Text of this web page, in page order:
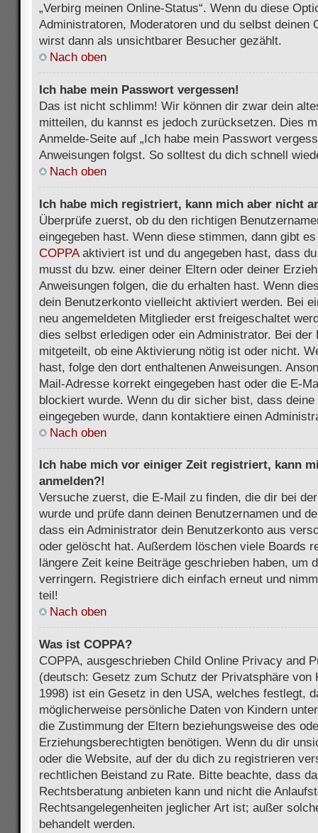
„Verbirg meinen Online-Status“. Wenn du diese
Administratoren, Moderatoren und du selbst deinen
wirst dann als unsichtbarer Besucher gezählt.
Nach oben
Ich habe mein Passwort vergessen!
Das ist nicht schlimm! Wir können dir zwar dein
mitteilen, du kannst es jedoch zurücksetzen. Dies
Anmelde-Seite auf „Ich habe mein Passwort
Anweisungen folgst. So solltest du dich schnell
Nach oben
Ich habe mich registriert, kann mich aber nicht
Überprüfe zuerst, ob du den richtigen
eingegeben hast. Wenn diese stimmen, dann gibt
COPPAaktiviert ist und du angegeben hast, dass
musst du bzw. einer deiner Eltern oder deiner
Anweisungen folgen, die du erhalten hast. Wenn
dein Benutzerkonto vielleicht aktiviert werden. Bei
neu angemeldeten Mitglieder erst freigeschaltet
dies selbst erledigen oder ein Administrator. Bei der
mitgeteilt, ob eine Aktivierung nötig ist oder nicht.
hast, folge den dort enthaltenen Anweisungen.
Mail-Adresse korrekt eingegeben hast oder die E-
blockiert wurde. Wenn du dir sicher bist, dass
eingegeben wurde, dann kontaktiere einen
Nach oben
Ich habe mich vor einiger Zeit registriert, kann
anmelden?!
Versuche zuerst, die E-Mail zu finden, die dir bei
wurde und prüfe dann deinen Benutzernamen und
dass ein Administrator dein Benutzerkonto aus
oder gelöscht hat. Außerdem löschen viele Boards
längere Zeit keine Beiträge geschrieben haben, um
verringern. Registriere dich einfach erneut und
teil!
Nach oben
Was ist COPPA?
COPPA, ausgeschrieben Child Online Privacy and
(deutsch: Gesetz zum Schutz der Privatsphäre von
1998) ist ein Gesetz in den USA, welches festlegt,
möglicherweise persönliche Daten von Kindern
die Zustimmung der Eltern beziehungsweise des
Erziehungsberechtigten benötigen. Wenn du dir
oder die Website, auf der du dich zu registrieren
rechtlichen Beistand zu Rate. Bitte beachte, dass
Rechtsberatung anbieten kann und nicht die
Rechtsangelegenheiten jeglicher Art ist; außer
behandelt werden.